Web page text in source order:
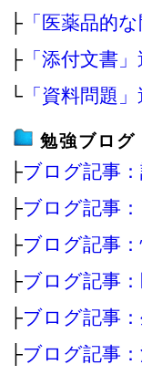
├ 「医薬品的
├ 「添付文書
└ 「資料問題
勉強ブログ
├ブログ記事
├ブログ記事
├ブログ記事
├ブログ記事
├ブログ記事
├ブログ記事